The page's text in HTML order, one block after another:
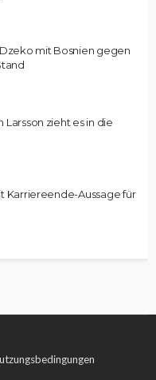
mit Bosnien gegen
zieht es in die
Karriereende-Aussage für